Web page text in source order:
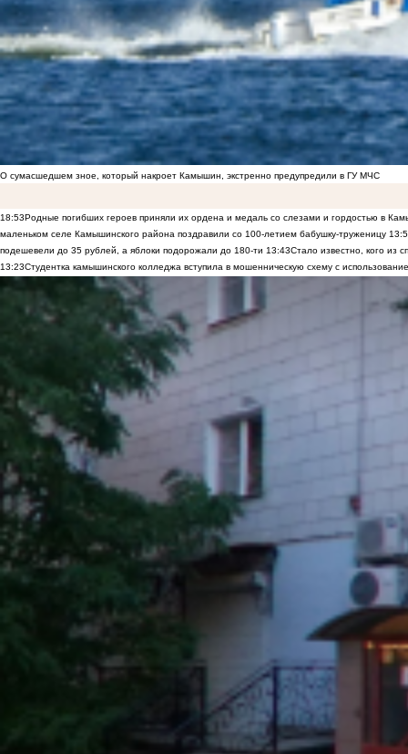
О сумасшедшем зное, который накроет Камышин, экстренно предупредили в ГУ МЧС
18:53Родные погибших героев приняли их ордена и медаль со слезами и гордостью в
маленьком селе Камышинского района поздравили со 100-летием бабушку-труженицу
подешевели до 35 рублей, а яблоки подорожали до 180-ти 13:43Стало известно, кого из
13:23Студентка камышинского колледжа вступила в мошенническую схему с